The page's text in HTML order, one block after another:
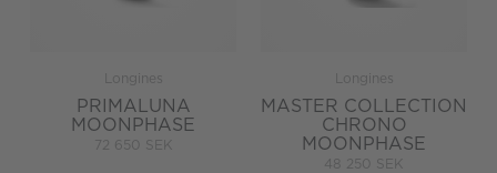
Longines
PRIMALUNA
MOONPHASE
72 650 SEK
Longines
MASTER COLLECTION
CHRONO
MOONPHASE
48 250 SEK